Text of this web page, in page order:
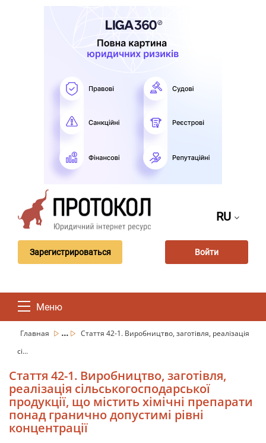
RU
Зарегистрироваться Войти
Меню
Главная ...
Стаття 42-1. Виробництво, заготівля, реалізація
сі...
Стаття 42-1. Виробництво, заготівля,
реалізація сільськогосподарської
продукції, що містить хімічні препарати
понад гранично допустимі рівні
концентрації